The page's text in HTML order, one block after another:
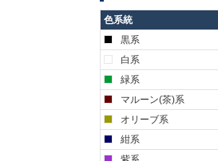
色系統
黒系
白系
緑系
マルーン(茶)系
オリーブ系
紺系